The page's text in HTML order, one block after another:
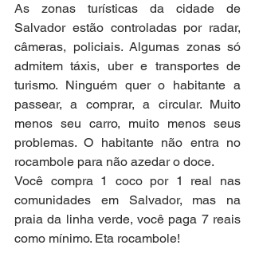
As zonas turísticas da cidade de
Salvador estão controladas por radar,
câmeras, policiais. Algumas zonas só
admitem táxis, uber e transportes de
turismo. Ninguém quer o habitante a
passear, a comprar, a circular. Muito
menos seu carro, muito menos seus
problemas. O habitante não entra no
rocambole para não azedar o doce.
Você compra 1 coco por 1 real nas
comunidades em Salvador, mas na
praia da linha verde, você paga 7 reais
como mínimo. Eta rocambole!